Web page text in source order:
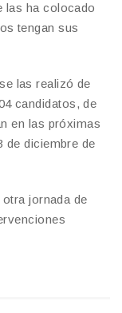
las ha colocado
tengan sus
las realizó de
candidatos, de
en las próximas
de diciembre de
jornada de